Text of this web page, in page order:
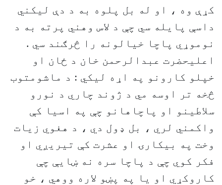
کړې وه ، او له بل پلوه به د دې ليکني
داسې پايله سي چې د لاس وهني پرته به د
نوموړي پاچا خيالونه را څرګند سي .
اعليحضرت عبدالرحمن خان د ځان او
خپلو کارونو په اړه ليکي : د ماشومتوب
څخه تر اوسه مي د ژوند چاري د نورو
سلاطينو او پاچاهانو چې په اسيا کې
واکمني لري ، بل ډول دي ، د هغوي زيات
وخت په بيکارۍ او عشرت کې تيريږي او
فکر کوي چې د پاچا سره نه ښايې چې
کاروکړي او يا په پښو لاره ووهي ، خو